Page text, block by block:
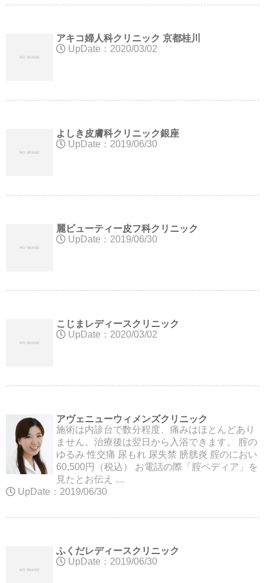
アキコ婦人科クリニック 京都桂川
UpDate：2020/03/02
よしき皮膚科クリニック銀座
UpDate：2019/06/30
麗ビューティー皮フ科クリニック
UpDate：2019/06/30
こじまレディースクリニック
UpDate：2020/03/02
アヴェニューウィメンズクリニック
施術は内診台で数分程度、痛みはほとんどあり
ません。治療後は翌日から入浴できます。 腟の
ゆるみ 性交痛 尿もれ 尿失禁 膀胱炎 腟のにおい
60,500円（税込） お電話の際「腟ペディア」を
見たとお伝え …
UpDate：2019/06/30
ふくだレディースクリニック
UpDate：2019/06/30